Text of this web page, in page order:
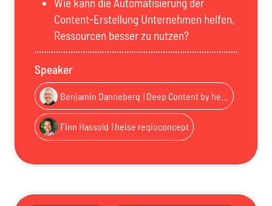
Content-Erstellung Unternehmen helfen,
Ressourcen besser zu nutzen?
Speaker
Benjamin Danneberg | Deep Content by heise
Finn Hassold | heise regioconcept